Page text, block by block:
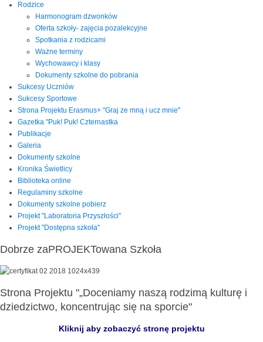
Rodzice
Harmonogram dzwonków
Oferta szkoły- zajęcia pozalekcyjne
Spotkania z rodzicami
Ważne terminy
Wychowawcy i klasy
Dokumenty szkolne do pobrania
Sukcesy Uczniów
Sukcesy Sportowe
Strona Projektu Erasmus+ "Graj ze mną i ucz mnie"
Gazetka "Puk! Puk! Czternastka
Publikacje
Galeria
Dokumenty szkolne
Kronika Świetlicy
Biblioteka online
Regulaminy szkolne
Dokumenty szkolne pobierz
Projekt "Laboratoria Przyszłości"
Projekt "Dostępna szkoła"
Dobrze zaPROJEKTowana Szkoła
Strona Projektu "„Doceniamy naszą rodzimą kulturę i
dziedzictwo, koncentrując się na sporcie"
Kliknij aby zobaczyć stronę projektu